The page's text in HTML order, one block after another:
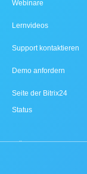
Webinare
Lernvideos
Support kontaktieren
Demo anfordern
Seite der Bitrix24
Status